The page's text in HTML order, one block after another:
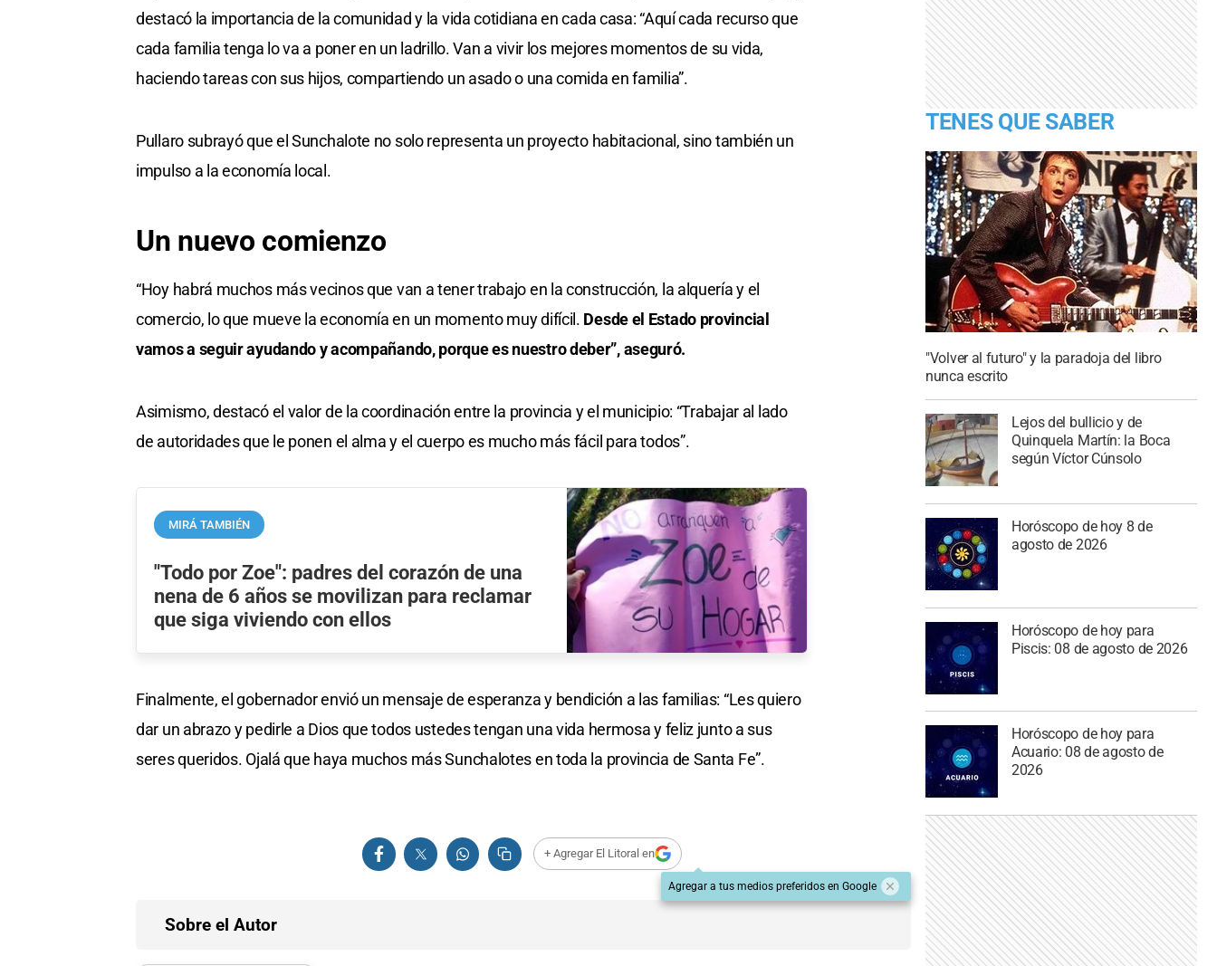
destacó la importancia de la comunidad y la vida cotidiana en cada casa: “Aquí cada recurso que
cada familia tenga lo va a poner en un ladrillo. Van a vivir los mejores momentos de su vida,
haciendo tareas con sus hijos, compartiendo un asado o una comida en familia”.
Pullaro subrayó que el Sunchalote no solo representa un proyecto habitacional, sino también un
impulso a la economía local.
Un nuevo comienzo
“Hoy habrá muchos más vecinos que van a tener trabajo en la construcción, la alquería y el
comercio, lo que mueve la economía en un momento muy difícil. Desde el Estado provincial
vamos a seguir ayudando y acompañando, porque es nuestro deber”, aseguró.
Asimismo, destacó el valor de la coordinación entre la provincia y el municipio: “Trabajar al lado
de autoridades que le ponen el alma y el cuerpo es mucho más fácil para todos”.
MIRÁ TAMBIÉN
"Todo por Zoe": padres del corazón de una
nena de 6 años se movilizan para reclamar
que siga viviendo con ellos
Finalmente, el gobernador envió un mensaje de esperanza y bendición a las familias: “Les quiero
dar un abrazo y pedirle a Dios que todos ustedes tengan una vida hermosa y feliz junto a sus
seres queridos. Ojalá que haya muchos más Sunchalotes en toda la provincia de Santa Fe”.
+ Agregar El Litoral en
Agregar a tus medios preferidos en Google
Sobre el Autor
TENES QUE SABER
"Volver al futuro" y la paradoja del libro
nunca escrito
Lejos del bullicio y de
Quinquela Martín: la Boca
según Víctor Cúnsolo
Horóscopo de hoy 8 de
agosto de 2026
Horóscopo de hoy para
Piscis: 08 de agosto de 2026
Horóscopo de hoy para
Acuario: 08 de agosto de
2026